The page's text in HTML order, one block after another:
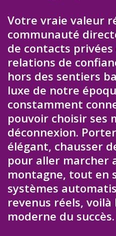
Votre vraie valeur
communauté
de contacts
relations de
hors des sentiers
luxe de notre
constamment
pouvoir choisir ses
déconnexion.
élégant, chausser
pour aller marcher
montagne, tout en
systèmes
revenus réels,
moderne du succès.